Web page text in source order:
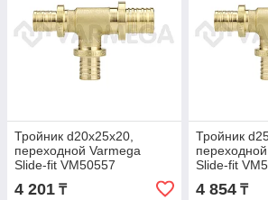
Тройник d20x25x20,
переходной Varmega
Slide-fit VM50557
4 201 ₸
Тройник
Slide-fit
4 854₸